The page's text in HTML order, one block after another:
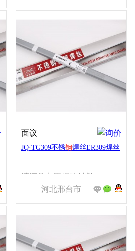
面议
JQ·TG309不锈钢焊丝ER309焊丝
河北邢台市